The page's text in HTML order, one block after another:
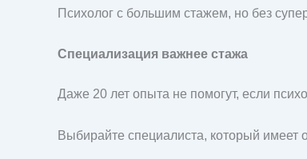
Психолог с большим стажем, но без
Специализация важнее стажа
Даже 20 лет опыта не помогут, если
Выбирайте специалиста, который